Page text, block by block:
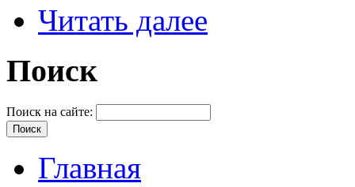
Читать далее
Поиск
Поиск на сайте:
Главная